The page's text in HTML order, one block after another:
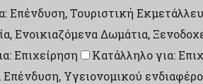
Επένδυση, Τουριστική
Ενοικιαζόμενα Δωμάτια,
Επιχείρηση Κατάλληλο για:
Επένδυση, Υγειονομικού